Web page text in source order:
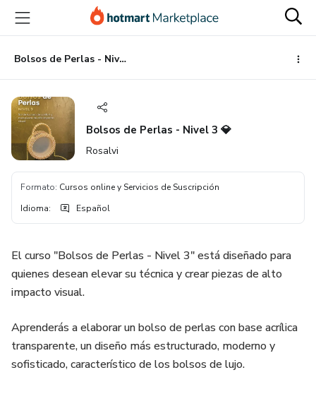
principal
página
de
página
Bolsos de Perlas - Nivel 3 💎
Bolsos de Perlas - Nivel 3 💎
Rosalvi
Formato: Cursos online y Servicios de Suscripción
Idioma: Español
El curso "Bolsos de Perlas - Nivel 3" está diseñado para
quienes desean elevar su técnica y crear piezas de alto
impacto visual.
Aprenderás a elaborar un bolso de perlas con base acrílica
transparente, un diseño más estructurado, moderno y
sofisticado, característico de los bolsos de lujo.